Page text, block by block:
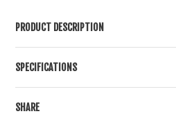
PRODUCT DESCRIPTION
SPECIFICATIONS
SHARE